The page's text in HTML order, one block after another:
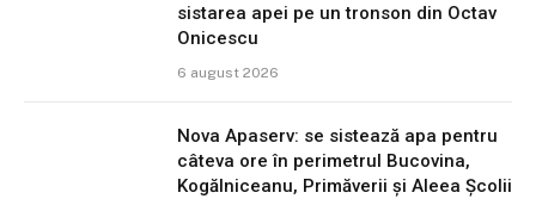
sistarea apei pe un tronson din Octav
Onicescu
6 august 2026
Nova Apaserv: se sistează apa pentru
câteva ore în perimetrul Bucovina,
Kogălniceanu, Primăverii și Aleea Școlii